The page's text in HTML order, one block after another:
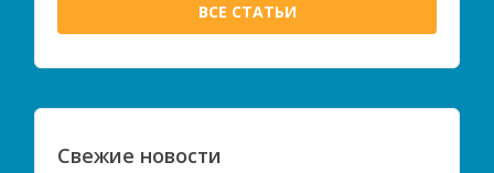
ВСЕ СТАТЬИ
Свежие новости